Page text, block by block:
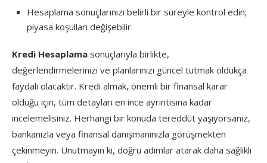
Hesaplama sonuçlarınızı belirli bir süreyle kontrol edin;
piyasa koşulları değişebilir.
Kredi Hesaplama sonuçlarıyla birlikte,
değerlendirmelerinizi ve planlarınızı güncel tutmak oldukça
faydalı olacaktır. Kredi almak, önemli bir finansal karar
olduğu için, tüm detayları en ince ayrıntısına kadar
incelemelisiniz. Herhangi bir konuda tereddüt yaşıyorsanız,
bankanızla veya finansal danışmanınızla görüşmekten
çekinmeyin. Unutmayın ki, doğru adımlar atarak daha sağlıklı